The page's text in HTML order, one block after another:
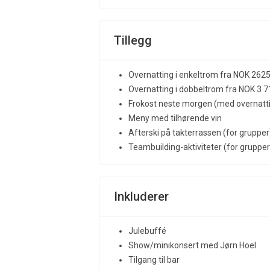
Tillegg
Overnatting i enkeltrom fra NOK 2625
Overnatting i dobbeltrom fra NOK 3
Frokost neste morgen (med
Meny med tilhørende vin
Afterski på takterrassen (for
Teambuilding-aktiviteter (for
Inkluderer
Julebuffé
Show/minikonsert med Jørn Hoel
Tilgang til bar